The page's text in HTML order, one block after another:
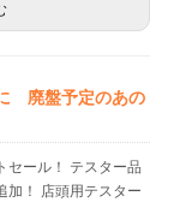
廃盤予定のあの
セール！ テスター品
加！ 店頭用テスター